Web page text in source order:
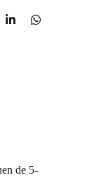
S
D
de 5-